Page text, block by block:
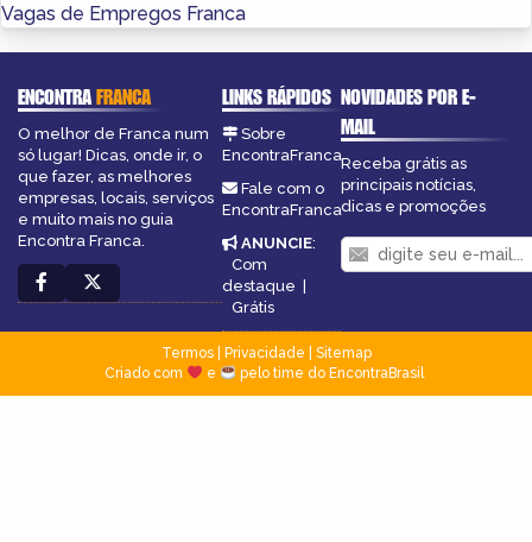
Vagas de Empregos Franca
ENCONTRAFRANCA
O melhor de Franca num
só lugar! Dicas, onde ir, o
que fazer, as melhores
empresas, locais, serviços
e muito mais no guia
Encontra Franca.
LINKS RÁPIDOS
Sobre
EncontraFranca
Fale com o
EncontraFranca
ANUNCIE:
Com
destaque
Grátis
NOVIDADES POR E-
MAIL
Receba grátis as
principais notícias,
dicas e promoções
Termos| Privacidade
Sitemap
Criado com
e pelo time do EncontraBrasil